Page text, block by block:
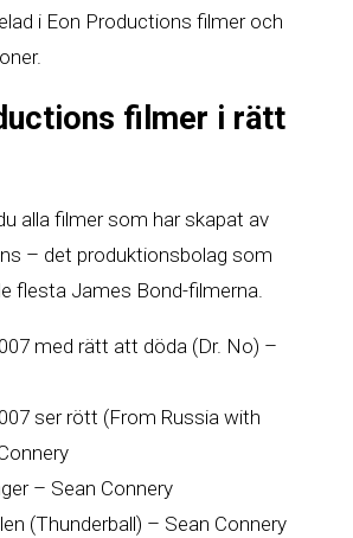
i Eon Productions filmer och
filmer i rätt
alla filmer som har skapat av
– det produktionsbolag som
flesta James Bond-filmerna.
med rätt att döda (Dr. No) –
ser rött (From Russia with
– Sean Connery
(Thunderball) – Sean Connery